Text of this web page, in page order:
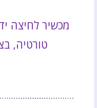
מכשיר לחיצה
טורטיה, בצק